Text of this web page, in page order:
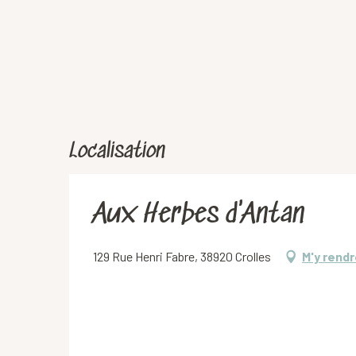
Localisation
Aux Herbes d'Antan
129 Rue Henri Fabre, 38920 Crolles M'y